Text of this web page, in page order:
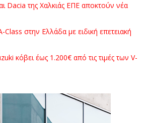
Dacia της Χαλκιάς ΕΠΕ αποκτούν νέα
στην Ελλάδα με ειδική επετειακή
κόβει έως 1.200€ από τις τιμές των V-